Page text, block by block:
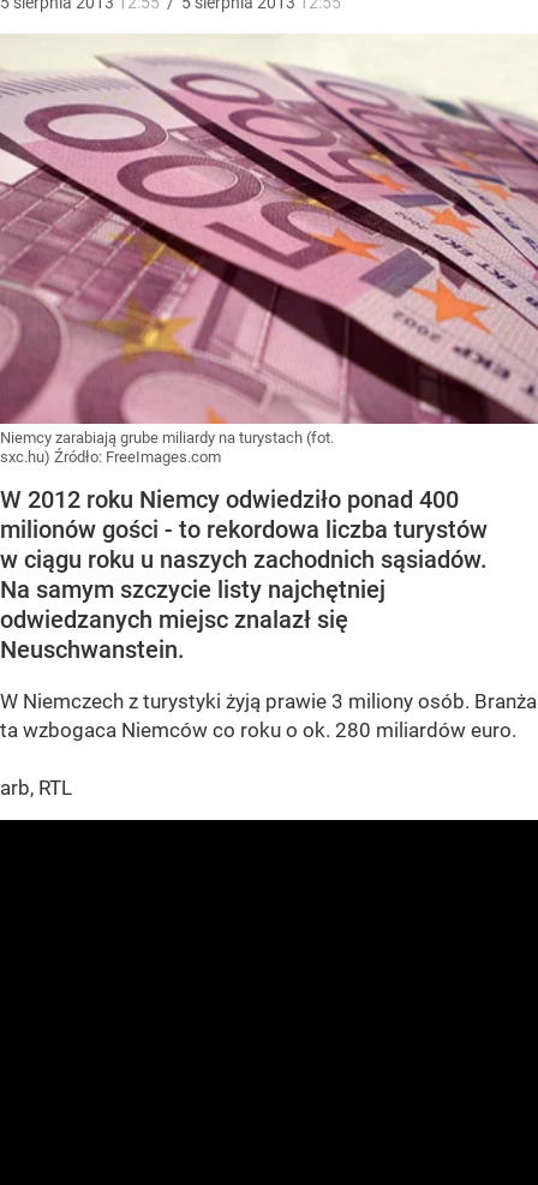
Niemcy zarabiają grube miliardy na turystach (fot.
sxc.hu) Źródło: FreeImages.com
W 2012 roku Niemcy odwiedziło ponad 400
milionów gości - to rekordowa liczba turystów
w ciągu roku u naszych zachodnich sąsiadów.
Na samym szczycie listy najchętniej
odwiedzanych miejsc znalazł się
Neuschwanstein.
W Niemczech z turystyki żyją prawie 3 miliony osób. Branża
ta wzbogaca Niemców co roku o ok. 280 miliardów euro.
arb, RTL